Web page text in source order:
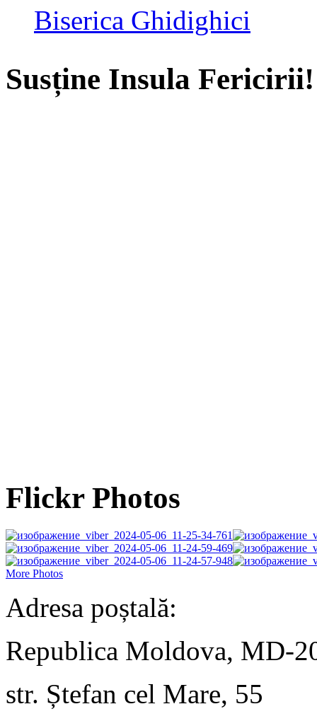
Biserica Ghidighici
Susține Insula Fericirii!
Flickr Photos
More Photos
Adresa poștală:
Republica Moldova, MD-
str. Ștefan cel Mare, 55